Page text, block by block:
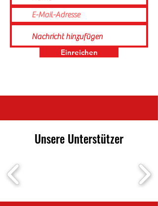
Einreichen
Unsere Unterstützer